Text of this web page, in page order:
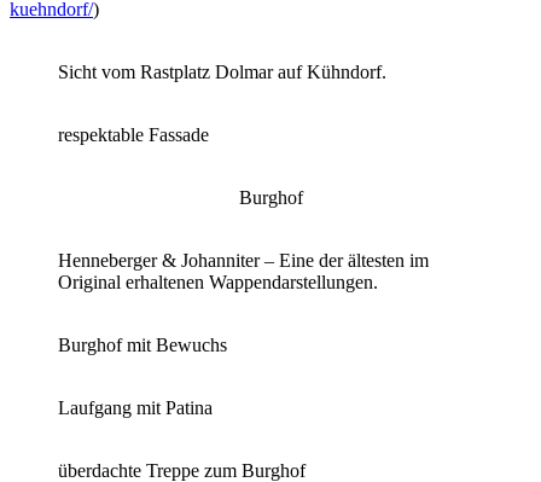
kuehndorf/)
Sicht vom Rastplatz Dolmar auf Kühndorf.
respektable Fassade
Burghof
Henneberger & Johanniter – Eine der ältesten im
Original erhaltenen Wappendarstellungen.
Burghof mit Bewuchs
Laufgang mit Patina
überdachte Treppe zum Burghof